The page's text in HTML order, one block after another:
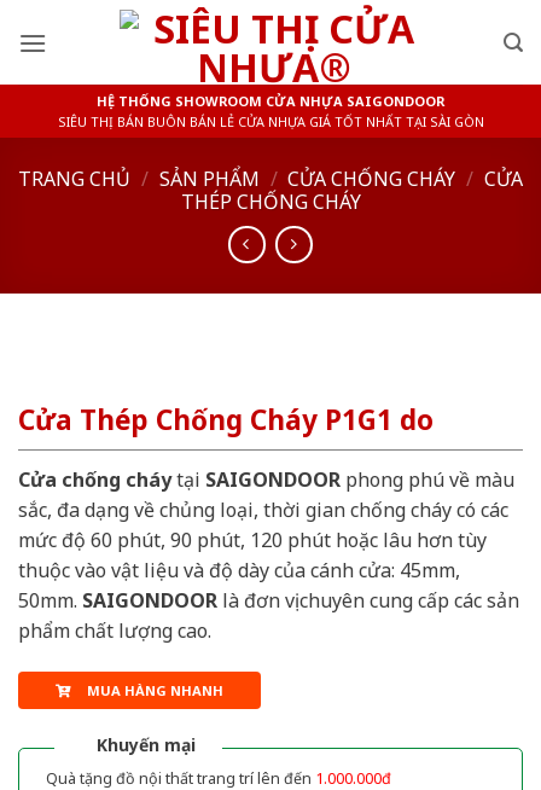
HỆ THỐNG SHOWROOM CỬA NHỰA SAIGONDOOR
SIÊU THỊ BÁN BUÔN BÁN LẺ CỬA NHỰA GIÁ TỐT NHẤT TẠI SÀI GÒN
TRANG CHỦ / SẢN PHẨM / CỬA CHỐNG CHÁY / CỬA
THÉP CHỐNG CHÁY
Cửa Thép Chống Cháy P1G1 do
Cửa chống cháytại SAIGONDOOR phong phú về màu
sắc, đa dạng về chủng loại, thời gian chống cháy có các
mức độ 60 phút, 90 phút, 120 phút hoặc lâu hơn tùy
thuộc vào vật liệu và độ dày của cánh cửa: 45mm,
50mm. SAIGONDOOR là đơn vị chuyên cung cấp các sản
phẩm chất lượng cao.
MUA HÀNG NHANH
Khuyến mại
Quà tặng đồ nội thất trang trí lên đến 1.000.000đ